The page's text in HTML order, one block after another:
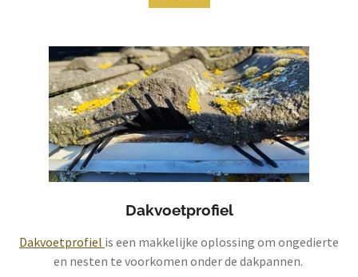
Dakvoetprofiel
Dakvoetprofiel is een makkelijke oplossing om ongedierte
en nesten te voorkomen onder de dakpannen.